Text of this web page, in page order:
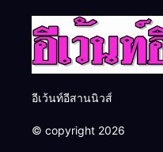
อีเว้นท์อีสานนิวส์
© copyright 2026